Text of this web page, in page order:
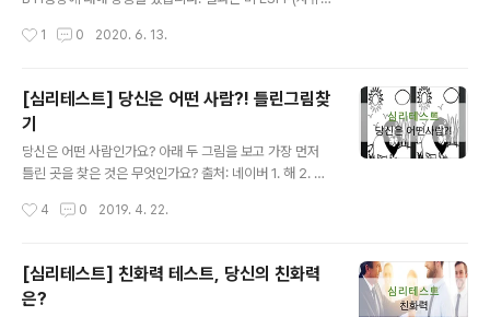
성에게 끌리는 타입입니다. 하지만 우유부단한 면이 있어
기질을 타고나 자신에게 쏟아지는 스포트라이트를 즐긴다
있으면 무기력하고 쉬는 날 집에 안 붙어 있음"이라는 말에
공감을 표하자 이효리는 "태희 속 터진다"고 지적해 웃음을
자아냈습니다. 그러자 비는 소스라치게 놀라며 "자제하고
내가 육아하고 집안일하는거다"라고 급하게 해명했습니다.
이효리는 ENFP(재기발랄한 활동가), 일 할 때는 열정적이
을 흔드는 자유로운 영혼으로 변모한다는 평가를 받았고
1 0 2020. 6. 13.
[심리테스트] 당신은 어떤 사람?! 틀린그림찾
기
당신은 어떤 사람인가요? 아래 두 그림을 보고 가장 먼저
틀린 곳을 찾은 것은 무엇인가요? 출처: 네이버 1. 해 2. 귀
입니다. 당신은 심플하고 깔끔한걸 좋아해서 뭐든 딱딱 맞
려고 노력합니다. 또한 사람들의 시선에 신경을 쓰는편이
라, 그 그룹에 맞게 스스로 변하려고 노력합니다. 사람을 잃
4 0 2019. 4. 22.
[심리테스트] 친화력 테스트, 당신의 친화력
은?